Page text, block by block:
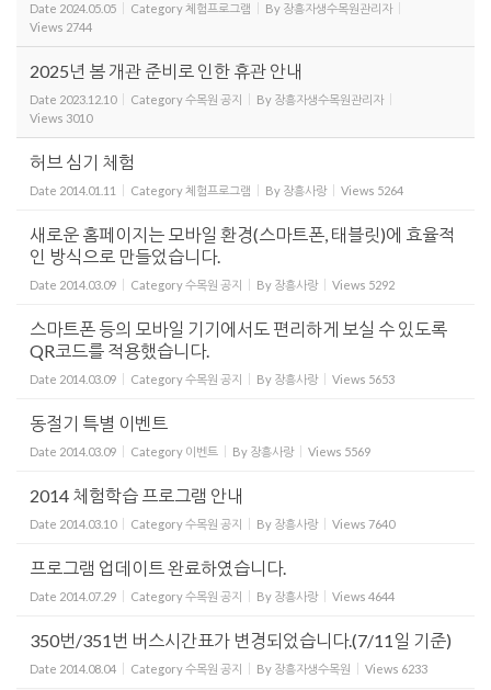
Date 2024.05.05 Category 체험프로그램 By 장흥자생수목원관리자
Views 2744
2025년 봄 개관 준비로 인한 휴관 안내
Date 2023.12.10 Category수목원 공지 By 장흥자생수목원관리자
Views 3010
허브 심기 체험
Date 2014.01.11 Category 체험프로그램 By 장흥사랑 Views 5264
새로운 홈페이지는 모바일 환경(스마트폰, 태블릿)에 효율적
인 방식으로 만들었습니다.
Date 2014.03.09 Category수목원 공지 By 장흥사랑 Views 5292
스마트폰 등의 모바일 기기에서도 편리하게 보실 수 있도록
QR코드를 적용했습니다.
Date 2014.03.09 Category수목원 공지 By 장흥사랑 Views 5653
동절기 특별 이벤트
Date 2014.03.09 Category 이벤트 By 장흥사랑 Views 5569
2014 체험학습 프로그램 안내
Date 2014.03.10 Category수목원 공지 By 장흥사랑 Views 7640
프로그램 업데이트 완료하였습니다.
Date 2014.07.29 Category수목원 공지 By 장흥사랑 Views 4644
350번/351번 버스시간표가 변경되었습니다.(7/11일 기준)
Date 2014.08.04 Category수목원 공지 By 장흥자생수목원 Views 6233